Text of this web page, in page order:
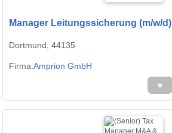
Manager Leitungssicherung (m/w/d)
Dortmund, 44135
Firma:Amprion GmbH
★